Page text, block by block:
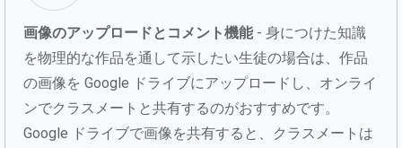
画像のアップロードとコメント機能- 身につけた知識
を物理的な作品を通して示したい生徒の場合は、作品
の画像を Google ドライブにアップロードし、オンライ
ンでクラスメートと共有するのがおすすめです。
Google ドライブで画像を共有すると、クラスメートは